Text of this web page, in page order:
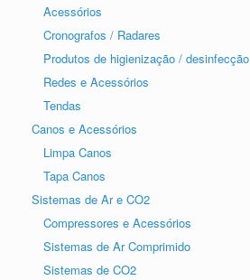
Acessórios
Cronografos / Radares
Produtos de higienização / desinfecção
Redes e Acessórios
Tendas
Canos e Acessórios
Limpa Canos
Tapa Canos
Sistemas de Ar e CO2
Compressores e Acessórios
Sistemas de Ar Comprimido
Sistemas de CO2